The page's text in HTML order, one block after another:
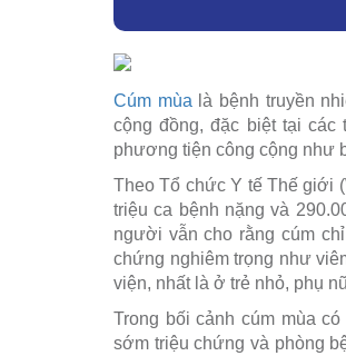
Cúm mùa là bệnh truyền
cộng đồng, đặc biệt tại
phương tiện công cộng như
Theo Tổ chức Y tế Thế giới
triệu ca bệnh nặng và
người vẫn cho rằng cúm
chứng nghiêm trọng như
viện, nhất là ở trẻ nhỏ, phụ
Trong bối cảnh cúm mùa
sớm triệu chứng và phòng